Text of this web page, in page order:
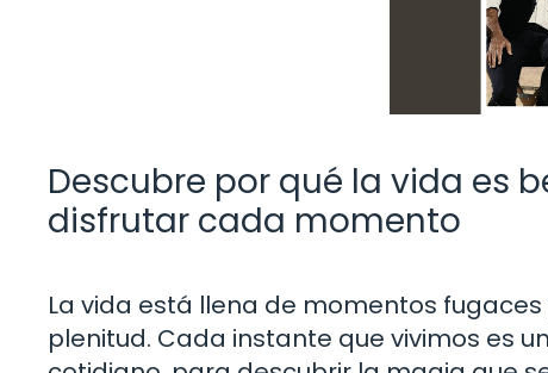
Descubre por qué la vida es
disfrutar cada momento
La vida está llena de momentos
plenitud. Cada instante que vivimos es